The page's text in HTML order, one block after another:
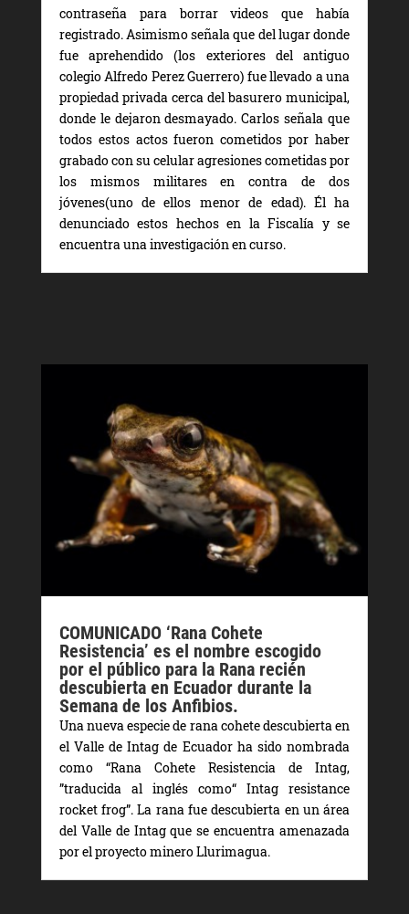
contraseña para borrar videos que había
registrado. Asimismo señala que del lugar donde
fue aprehendido (los exteriores del antiguo
colegio Alfredo Perez Guerrero) fue llevado a una
propiedad privada cerca del basurero municipal,
donde le dejaron desmayado. Carlos señala que
todos estos actos fueron cometidos por haber
grabado con su celular agresiones cometidas por
los mismos militares en contra de dos
jóvenes(uno de ellos menor de edad). Él ha
denunciado estos hechos en la Fiscalía y se
encuentra una investigación en curso.
COMUNICADO ‘Rana Cohete
Resistencia’ es el nombre escogido
por el público para la Rana recién
descubierta en Ecuador durante la
Semana de los Anfibios.
Una nueva especie de rana cohete descubierta en
el Valle de Intag de Ecuador ha sido nombrada
como “Rana Cohete Resistencia de Intag,
”traducida al inglés como“ Intag resistance
rocket frog”. La rana fue descubierta en un área
del Valle de Intag que se encuentra amenazada
por el proyecto minero Llurimagua.